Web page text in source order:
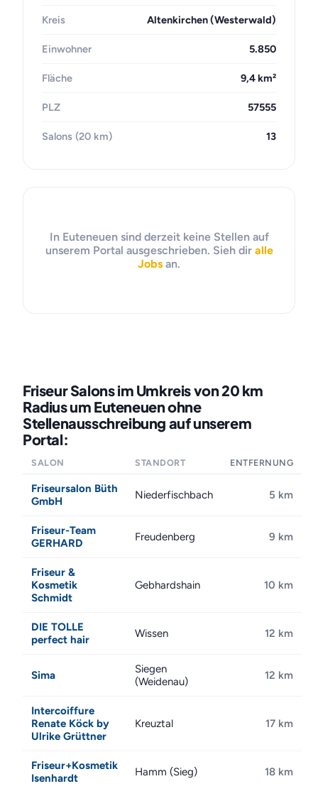
Kreis Altenkirchen (Westerwald)
Einwohner 5.850
Fläche 9,4 km²
PLZ 57555
Salons (20 km) 13
In Euteneuen sind derzeit keine Stellen auf
unserem Portal ausgeschrieben. Sieh dir alle
Jobs an.
Friseur Salons im Umkreis von 20 km
Radius um Euteneuen ohne
Stellenausschreibung auf unserem
Portal:
SALON STANDORT ENTFERNUNG
Friseursalon Büth
GmbH
Niederfischbach 5 km
Friseur-Team
GERHARD
Freudenberg 9 km
Friseur &
Kosmetik
Schmidt
Gebhardshain 10 km
DIE TOLLE
perfect hair
Wissen 12 km
Sima
Siegen
(Weidenau)
12 km
Intercoiffure
Renate Köck by
Ulrike Grüttner
Kreuztal 17 km
Friseur+Kosmetik
Isenhardt
Hamm (Sieg) 18 km